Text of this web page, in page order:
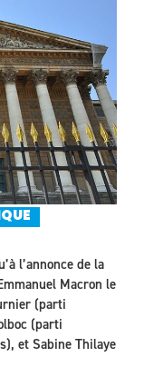
l’annonce de la
Macron le
(parti
(parti
et Sabine Thilaye